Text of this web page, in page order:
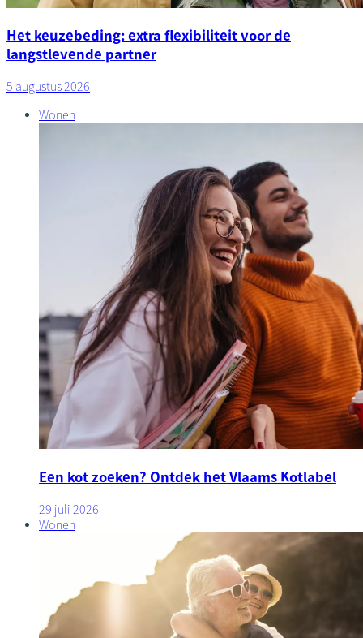
Het keuzebeding: extra flexibiliteit voor de
langstlevende partner
5 augustus 2026
Wonen
Een kot zoeken? Ontdek het Vlaams Kotlabel
29 juli 2026
Wonen